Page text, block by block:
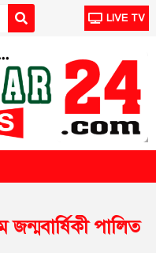
LIVE TV
পালিত